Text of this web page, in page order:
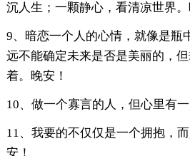
沉人生；一颗静心，看清凉世界。
9、暗恋一个人的心情，就像是瓶
远不能确定未来是否是美丽的，
着。晚安！
10、做一个寡言的人，但心里有一
11、我要的不仅仅是一个拥抱，
安！